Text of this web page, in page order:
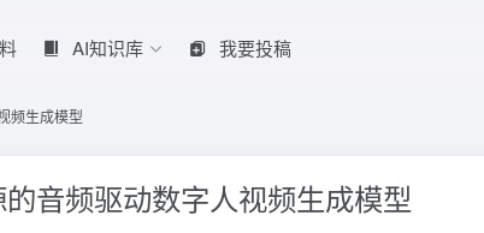
AI知识库 我要投稿
频生成模型
音频驱动数字人视频生成模型